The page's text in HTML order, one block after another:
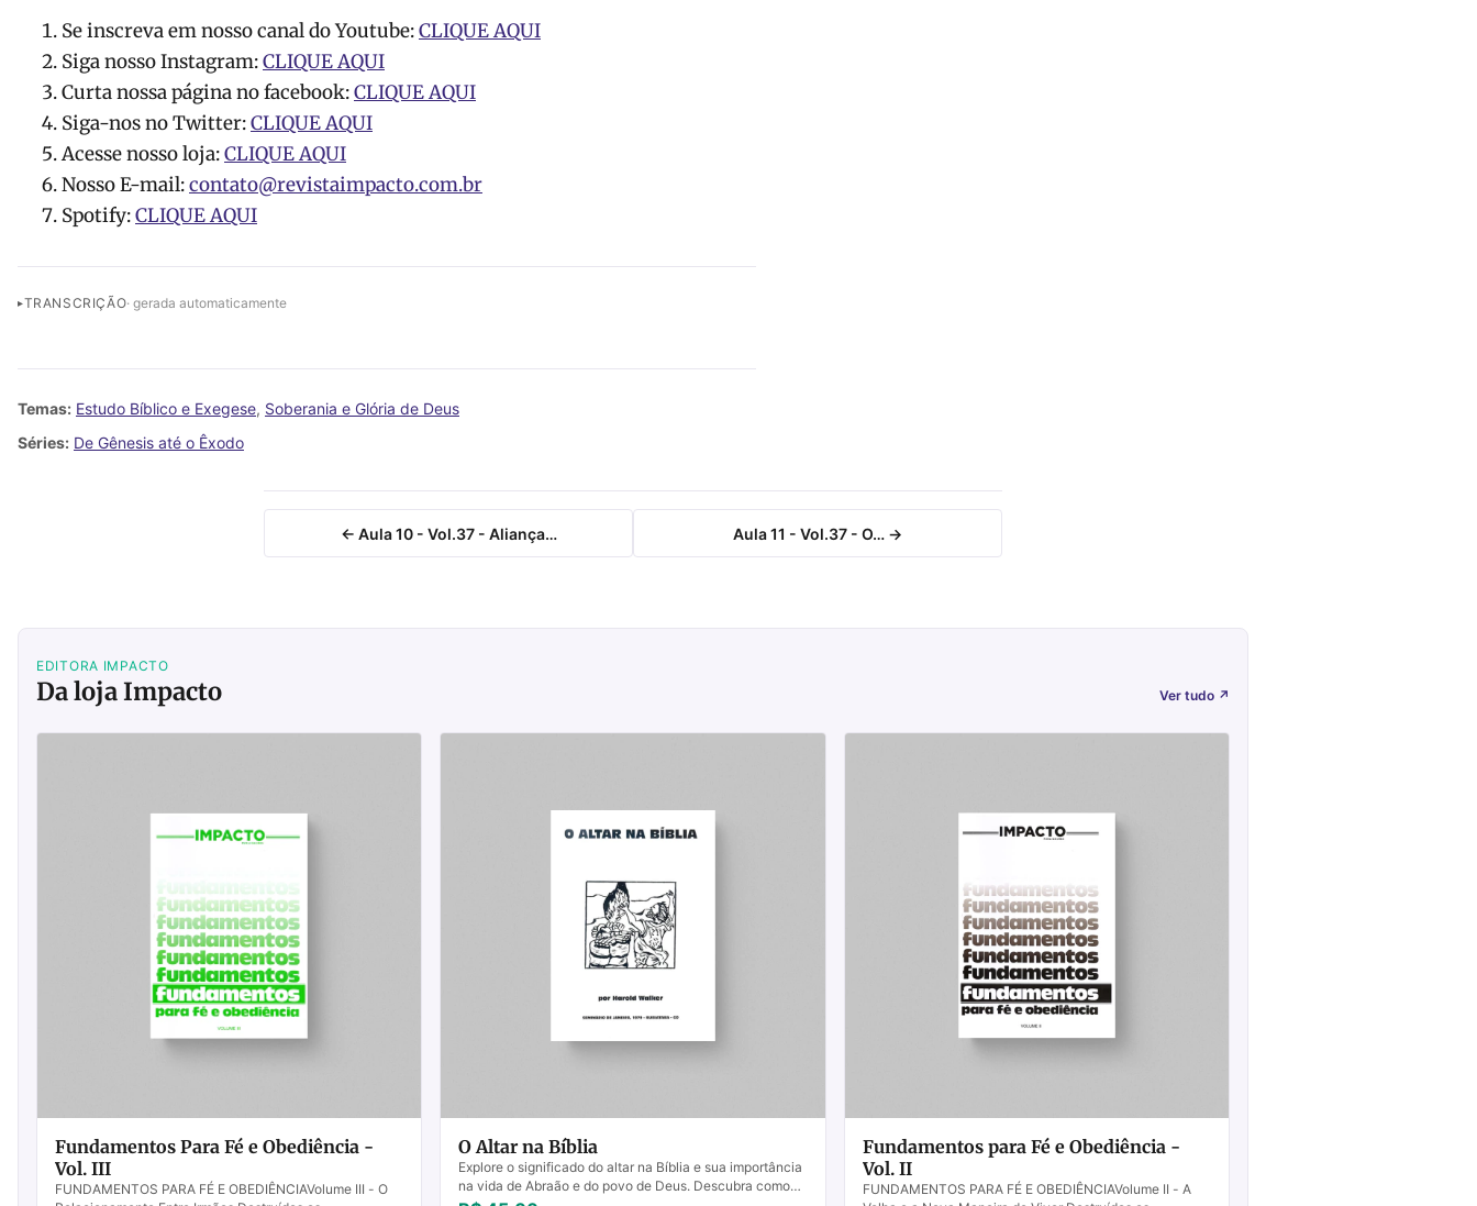
Se inscreva em nosso canal do Youtube:CLIQUE AQUI
Siga nosso Instagram:CLIQUE AQUI
Curta nossa página no facebook:CLIQUE AQUI
Siga-nos no Twitter:CLIQUE AQUI
Acesse nosso loja:CLIQUE AQUI
Nosso E-mail:contato@revistaimpacto.com.br
Spotify:CLIQUE AQUI
TRANSCRIÇÃO· gerada automaticamente
Temas: Estudo Bíblico e Exegese, Soberania e Glória de Deus
Séries: De Gênesis até o Êxodo
← Aula 10 - Vol.37 - Aliança… Aula 11 - Vol.37 - O… →
EDITORA IMPACTO
Da loja Impacto Ver tudo ↗
Fundamentos Para Fé e Obediência -
Vol. III
FUNDAMENTOS PARA FÉ E OBEDIÊNCIAVolume III - O
O Altar na Bíblia
Explore o significado do altar na Bíblia e sua importância
na vida de Abraão e do povo de Deus. Descubra como
Fundamentos para Fé e Obediência -
Vol. II
FUNDAMENTOS PARA FÉ E OBEDIÊNCIAVolume II - A